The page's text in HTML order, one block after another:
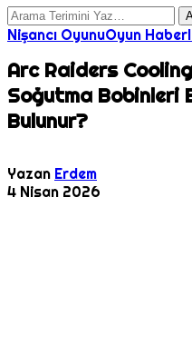
Nişancı OyunuOyun
Arc Raiders
Soğutma Bobinleri
Bulunur?
Yazan Erdem
4 Nisan 2026